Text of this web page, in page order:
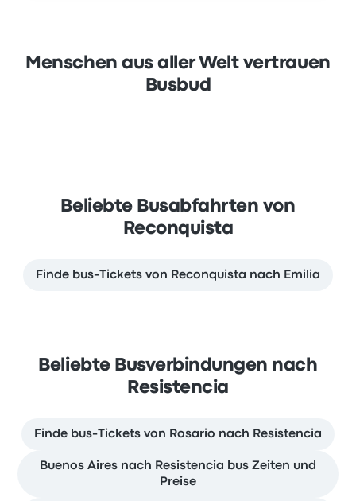
Menschen aus aller Welt vertrauen
Busbud
Beliebte Busabfahrten von
Reconquista
Finde bus-Tickets von Reconquista nach Emilia
Beliebte Busverbindungen nach
Resistencia
Finde bus-Tickets von Rosario nach Resistencia
Buenos Aires nach Resistencia bus Zeiten und
Preise